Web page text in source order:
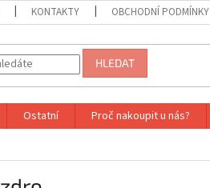
KONTAKTY OBCHODNÍ PODMÍNKY
HLEDAT
Ostatní Proč nakoupit u nás?